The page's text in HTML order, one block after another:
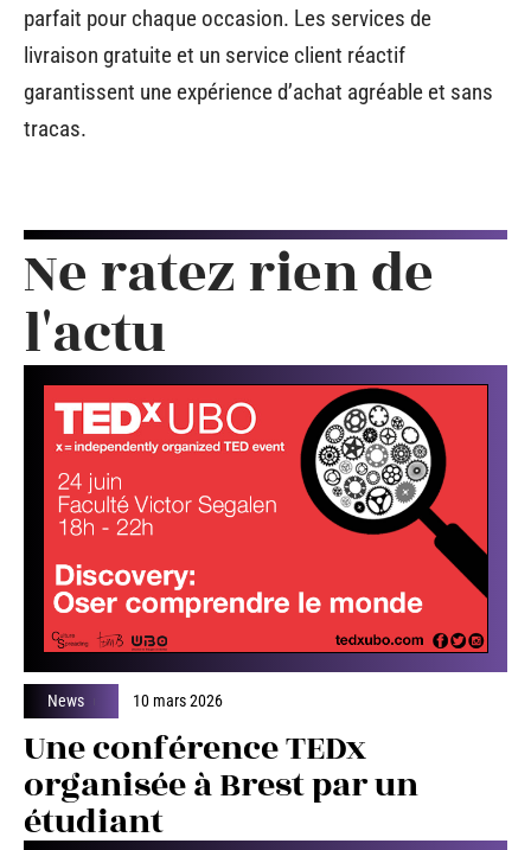
parfait pour chaque occasion. Les services de
livraison gratuite et un service client réactif
garantissent une expérience d’achat agréable et sans
tracas.
Ne ratez rien de
l'actu
News 10 mars 2026
Une conférence TEDx
organisée à Brest par un
étudiant